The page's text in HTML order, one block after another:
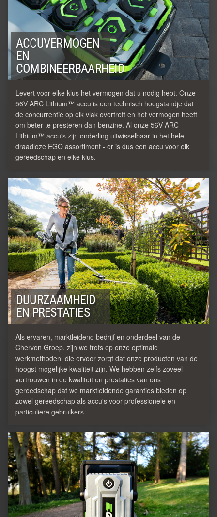
ACCUVERMOGEN
EN
COMBINEERBAARHEID
Levert voor elke klus het vermogen dat u nodig hebt. Onze
56V ARC Lithium™ accu is een technisch hoogstandje dat
de concurrentie op elk vlak overtreft en het vermogen heeft
om beter te presteren dan benzine. Al onze 56V ARC
Lithium™ accu's zijn onderling uitwisselbaar in het hele
draadloze EGO assortiment - er is dus een accu voor elk
gereedschap en elke klus.
DUURZAAMHEID
EN PRESTATIES
Als ervaren, marktleidend bedrijf en onderdeel van de
Chervon Groep, zijn we trots op onze optimale
werkmethoden, die ervoor zorgt dat onze producten van de
hoogst mogelijke kwaliteit zijn. We hebben zelfs zoveel
vertrouwen in de kwaliteit en prestaties van ons
gereedschap dat we marktleidende garanties bieden op
zowel gereedschap als accu's voor professionele en
particuliere gebruikers.